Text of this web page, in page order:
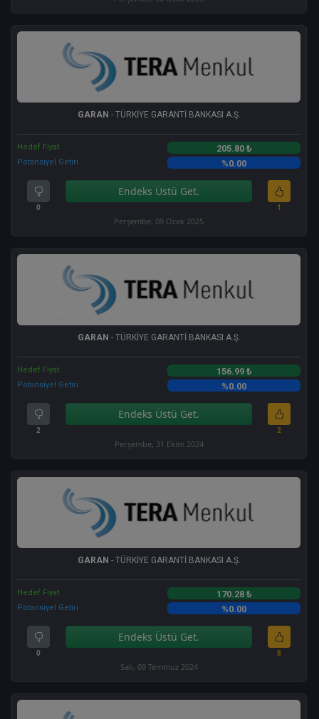
GARAN - TÜRKİYE GARANTİ BANKASI A.Ş.
Hedef Fiyat 205.80 ₺
Potansiyel Getiri %0.00
0
Endeks Üstü Get.
1
Perşembe, 09 Ocak 2025
GARAN - TÜRKİYE GARANTİ BANKASI A.Ş.
Hedef Fiyat 156.99 ₺
Potansiyel Getiri %0.00
2
Endeks Üstü Get.
2
Perşembe, 31 Ekim 2024
GARAN - TÜRKİYE GARANTİ BANKASI A.Ş.
Hedef Fiyat 170.28 ₺
Potansiyel Getiri %0.00
0
Endeks Üstü Get.
8
Salı, 09 Temmuz 2024